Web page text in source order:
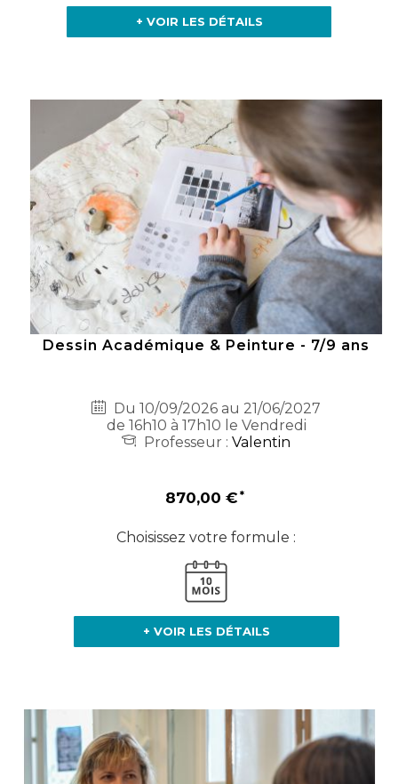
+ VOIR LES DÉTAILS
Dessin Académique & Peinture - 7/9 ans
Du 10/09/2026 au 21/06/2027
de 16h10 à 17h10 le Vendredi
Professeur :Valentin
870,00 €
Choisissez votre formule :
+ VOIR LES DÉTAILS